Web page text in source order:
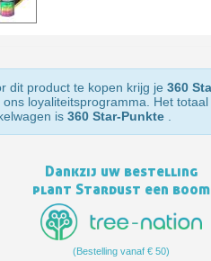
dit product te kopen krijg je 360
ons loyaliteitsprogramma. Het
is 360 Star-Punkte
Dankzij uw bestelling
plant Stardust een boom
(Bestelling vanaf € 50)